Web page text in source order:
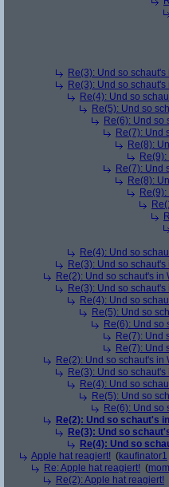
Re(3): Und so
Re(3): Und so
Re(4): Und so
Re(5): Und so
Re(6): Und so
Re(7): Und
Re(8):
Re(7): Und
Re(8):
Re(4): Und so
Re(3): Und so
Re(2): Und so schaut's in
Re(3): Und so
Re(4): Und so
Re(5): Und so
Re(6): Und so
Re(7): Und
Re(7): Und
Re(2): Und so schaut's in
Re(3): Und so
Re(4): Und so
Re(5): Und so
Re(6): Und so
Re(2): Und so schaut's
Re(3): Und so
Re(4): Und so
Apple hat reagiert! (kaufinator1
Re: Apple hat reagiert! (
Re(2): Apple hat reagiert!